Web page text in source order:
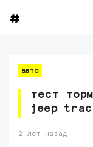
авто
тест
jeep
2 лет назад